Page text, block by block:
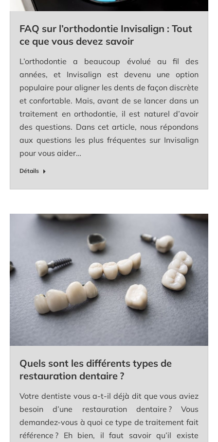
FAQ sur l’orthodontie Invisalign : Tout
ce que vous devez savoir
L’orthodontie a beaucoup évolué au fil des
années, et Invisalign est devenu une option
populaire pour aligner les dents de façon discrète
et confortable. Mais, avant de se lancer dans un
traitement en orthodontie, il est naturel d’avoir
des questions. Dans cet article, nous répondons
aux questions les plus fréquentes sur Invisalign
pour vous aider…
Détails
Quels sont les différents types de
restauration dentaire ?
Votre dentiste vous a-t-il déjà dit que vous aviez
besoin d’une restauration dentaire ? Vous
demandez-vous à quoi ce type de traitement fait
référence ? Eh bien, il faut savoir qu’il existe